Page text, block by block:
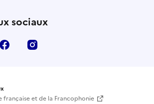
sociaux
Facebook
française et de la Francophonie